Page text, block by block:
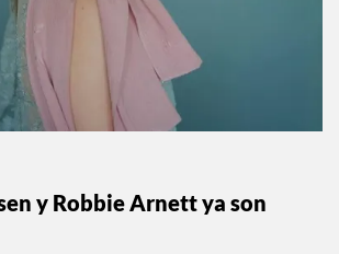
y Robbie Arnett ya son